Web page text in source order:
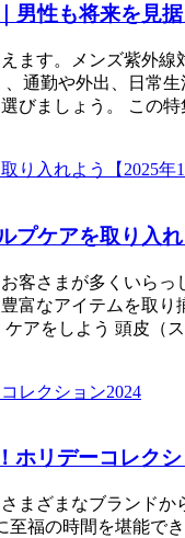
男性も将来を見
ます。メンズ紫外
通勤や外出、日常
ましょう。 この
ケアを取り入れ
さまが多くいら
富なアイテムを取
アをしよう 頭皮（
ホリデーコレク
まざまなブランド
福の時間を堪能で